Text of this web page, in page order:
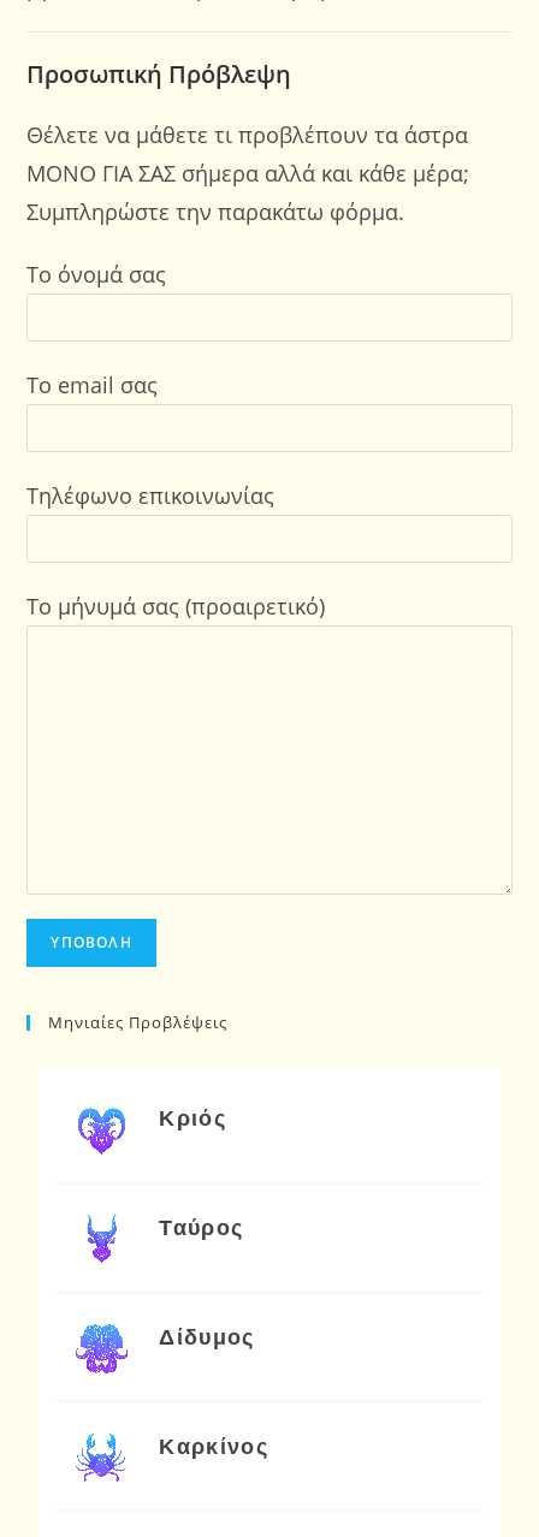
Προσωπική Πρόβλεψη
Θέλετε να μάθετε τι προβλέπουν τα άστρα
ΜΟΝΟ ΓΙΑ ΣΑΣ σήμερα αλλά και κάθε μέρα;
Συμπληρώστε την παρακάτω φόρμα.
Το όνομά σας
Το email σας
Τηλέφωνο επικοινωνίας
Το μήνυμά σας (προαιρετικό)
Μηνιαίες Προβλέψεις
Κριός
Ταύρος
Δίδυμος
Καρκίνος